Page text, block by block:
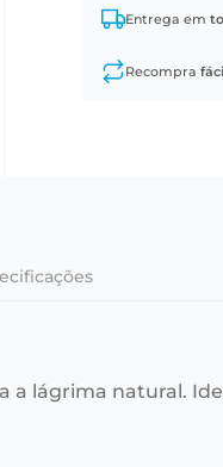
Entrega em
Recompra
lágrima natural.